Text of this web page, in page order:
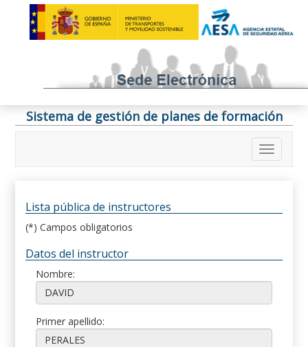
Sistema de gestión de planes de formación
Lista pública de instructores
(*) Campos obligatorios
Datos del instructor
Nombre:
Primer apellido: